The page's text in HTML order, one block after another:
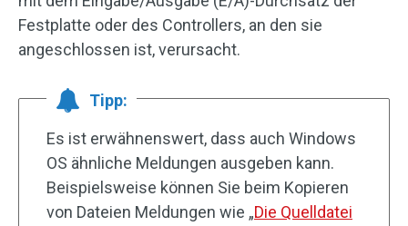
Festplatte oder des Controllers, an den sie
angeschlossen ist, verursacht.
Tipp:
Es ist erwähnenswert, dass auch Windows
OS ähnliche Meldungen ausgeben kann.
Beispielsweise können Sie beim Kopieren
von Dateien Meldungen wie „Die Quelldatei